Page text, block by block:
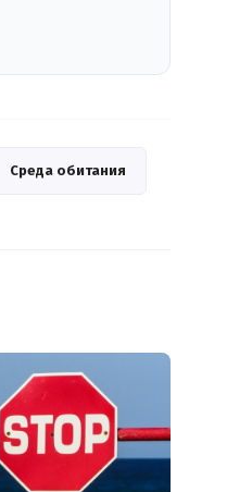
Среда обитания